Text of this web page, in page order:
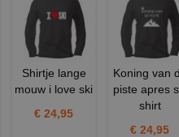
Shirtje lange
mouw i love ski
€ 24,95
Koning van
piste apres
shirt
€ 24,95